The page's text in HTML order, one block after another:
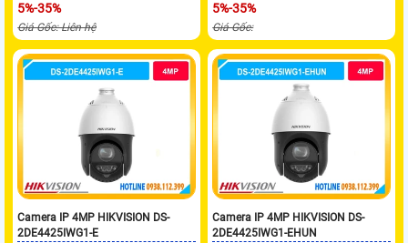
5%-35%
Giá Gốc: Liên hệ
5%-35%
Giá Gốc:
Camera IP 4MP HIKVISION DS-
2DE4425IWG1-E
Camera IP 4MP HIKVISION DS-
2DE4425IWG1-EHUN